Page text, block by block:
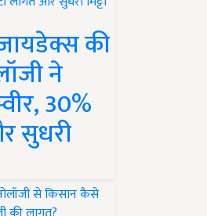
की
ने
30%
सुधरी